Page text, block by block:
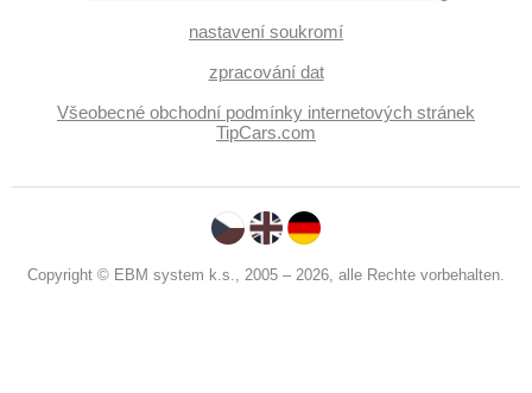
nastavení soukromí
zpracování dat
Všeobecné obchodní podmínky internetových stránek
TipCars.com
Copyright © EBM system k.s., 2005 – 2026, alle Rechte vorbehalten.